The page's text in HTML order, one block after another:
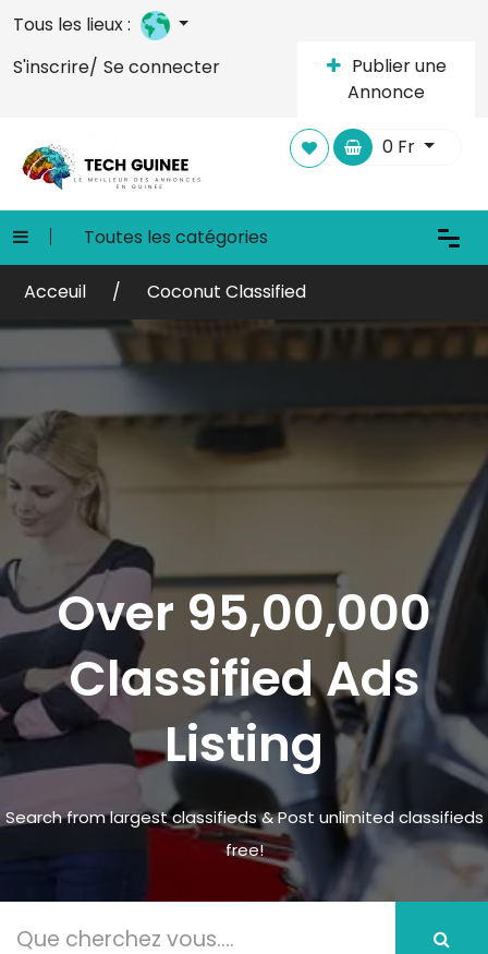
Tous les lieux :
S'inscrire/ Se connecter
Publier une
Annonce
0 Fr
Toutes les catégories
Acceuil Coconut Classified
Over 95,00,000
Classified Ads
Listing
Search from largest classifieds & Post unlimited classifieds
free!